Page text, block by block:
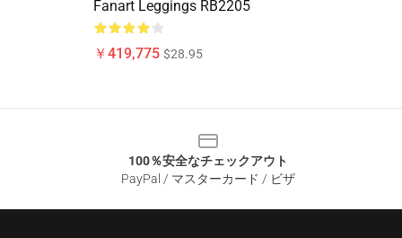
Fanart Leggings RB2205
￥419,775 $28.95
100％安全なチェックアウト
PayPal / マスターカード / ビザ